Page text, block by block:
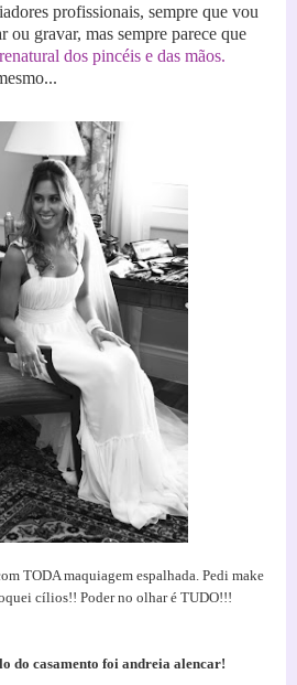
profissionais, sempre que vou
ou gravar, mas sempre parece que
dos pincéis e das mãos.
TODA maquiagem espalhada. Pedi make
cílios!! Poder no olhar é TUDO!!!
do casamento foi andreia alencar!